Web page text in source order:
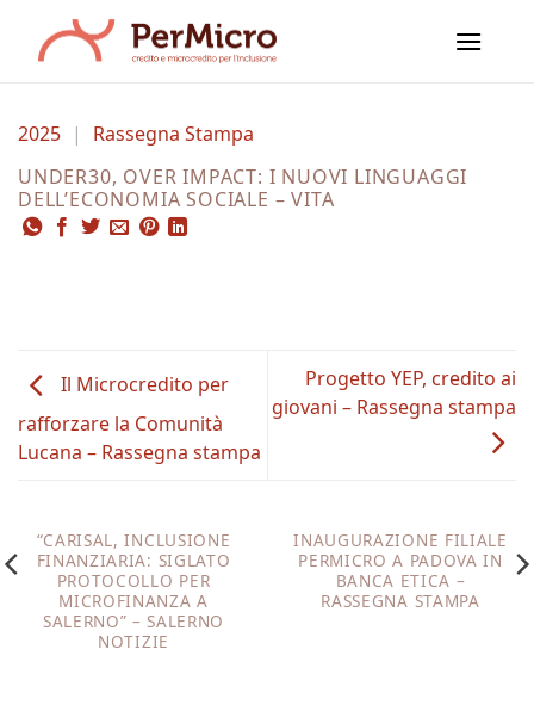
contenuti
2025 |
Rassegna Stampa
UNDER30, OVER IMPACT: I NUOVI LINGUAGGI
DELL’ECONOMIA SOCIALE – VITA
Il Microcredito per
rafforzare la Comunità
Lucana – Rassegna stampa
Progetto YEP, credito ai
giovani – Rassegna stampa
“CARISAL, INCLUSIONE
FINANZIARIA: SIGLATO
PROTOCOLLO PER
MICROFINANZA A
SALERNO” – SALERNO
NOTIZIE
INAUGURAZIONE FILIALE
PERMICRO A PADOVA IN
BANCA ETICA –
RASSEGNA STAMPA